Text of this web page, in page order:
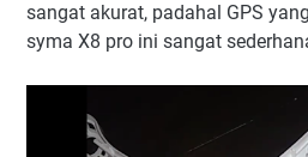
sangat akurat, padahal GPS
syma X8 pro ini sangat